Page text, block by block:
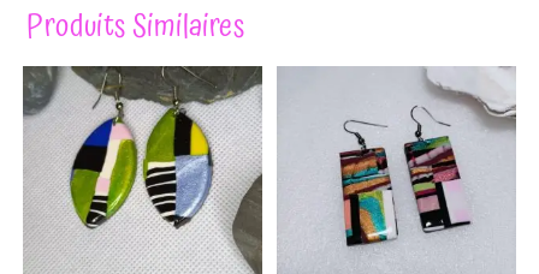
Produits Similaires